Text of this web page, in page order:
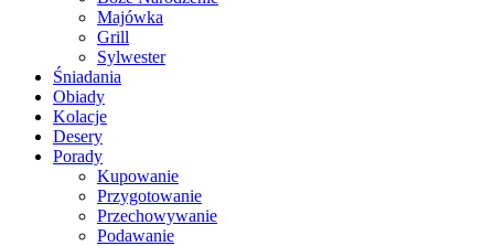
Majówka
Grill
Sylwester
Śniadania
Obiady
Kolacje
Desery
Porady
Kupowanie
Przygotowanie
Przechowywanie
Podawanie